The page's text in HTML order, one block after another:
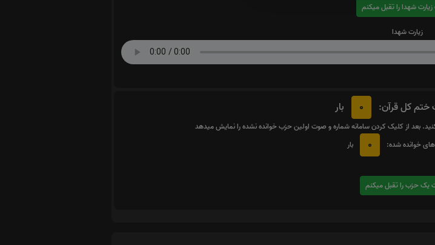
زیارت شهدا
ختم کل قرآن: 0 بار
بعد از کلیک کردن سامانه شماره و صوت اولین حزب خوانده نشده را نمایش میدهد
خوانده شده:
0 بار
یک حزب را تقبل میکنم